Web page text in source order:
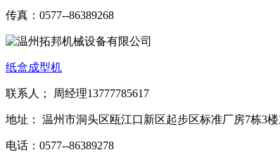
传真：0577--86389268
纸盒成型机
联系人； 周经理13777785617
地址： 温州市洞头区瓯江口新区起步区标准厂房7栋3
电话：0577--86389278